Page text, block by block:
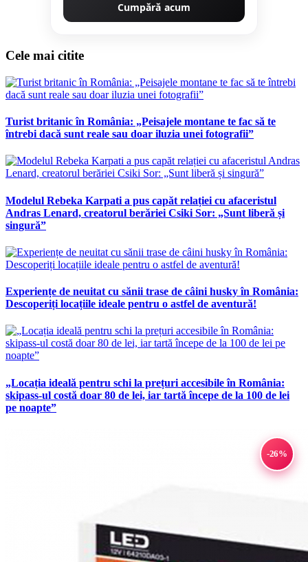
Cumpără acum
Cele mai citite
Turist britanic în România: „Peisajele montane te fac să te
întrebi dacă sunt reale sau doar iluzia unei fotografii”
Modelul Rebeka Karpati a pus capăt relației cu afaceristul
Andras Lenard, creatorul berăriei Csiki Sor: „Sunt liberă și
singură”
Experiențe de neuitat cu sănii trase de câini husky în România:
Descoperiți locațiile ideale pentru o astfel de aventură!
„Locația ideală pentru schi la prețuri accesibile în România:
skipass-ul costă doar 80 de lei, iar tartă începe de la 100 de lei
pe noapte”
-26%